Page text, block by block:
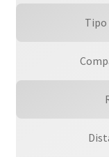
Scroll
Negro
Tipo